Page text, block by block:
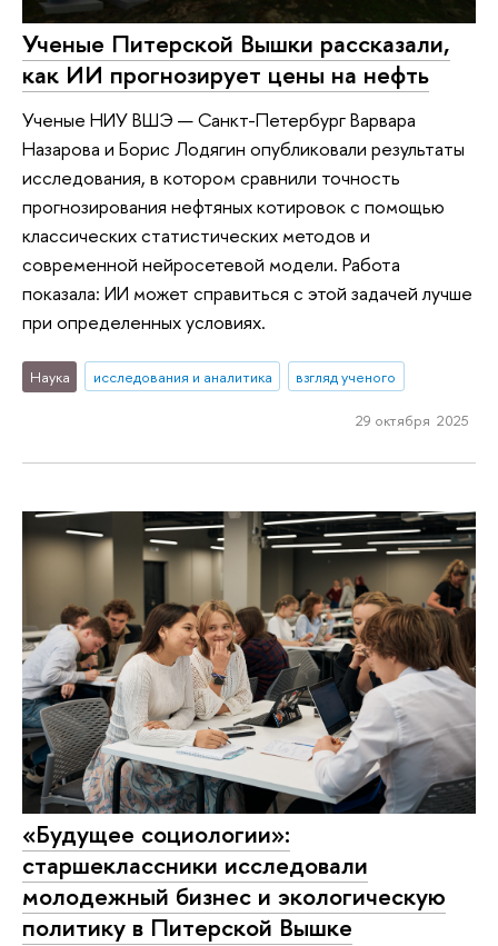
Ученые Питерской Вышки рассказали,
как ИИ прогнозирует цены на нефть
Ученые НИУ ВШЭ — Санкт-Петербург Варвара
Назарова и Борис Лодягин опубликовали результаты
исследования, в котором сравнили точность
прогнозирования нефтяных котировок с помощью
классических статистических методов и
современной нейросетевой модели. Работа
показала: ИИ может справиться с этой задачей лучше
при определенных условиях.
Наука исследования и аналитика взгляд ученого
29 октября 2025
«Будущее социологии»:
старшеклассники исследовали
молодежный бизнес и экологическую
политику в Питерской Вышке